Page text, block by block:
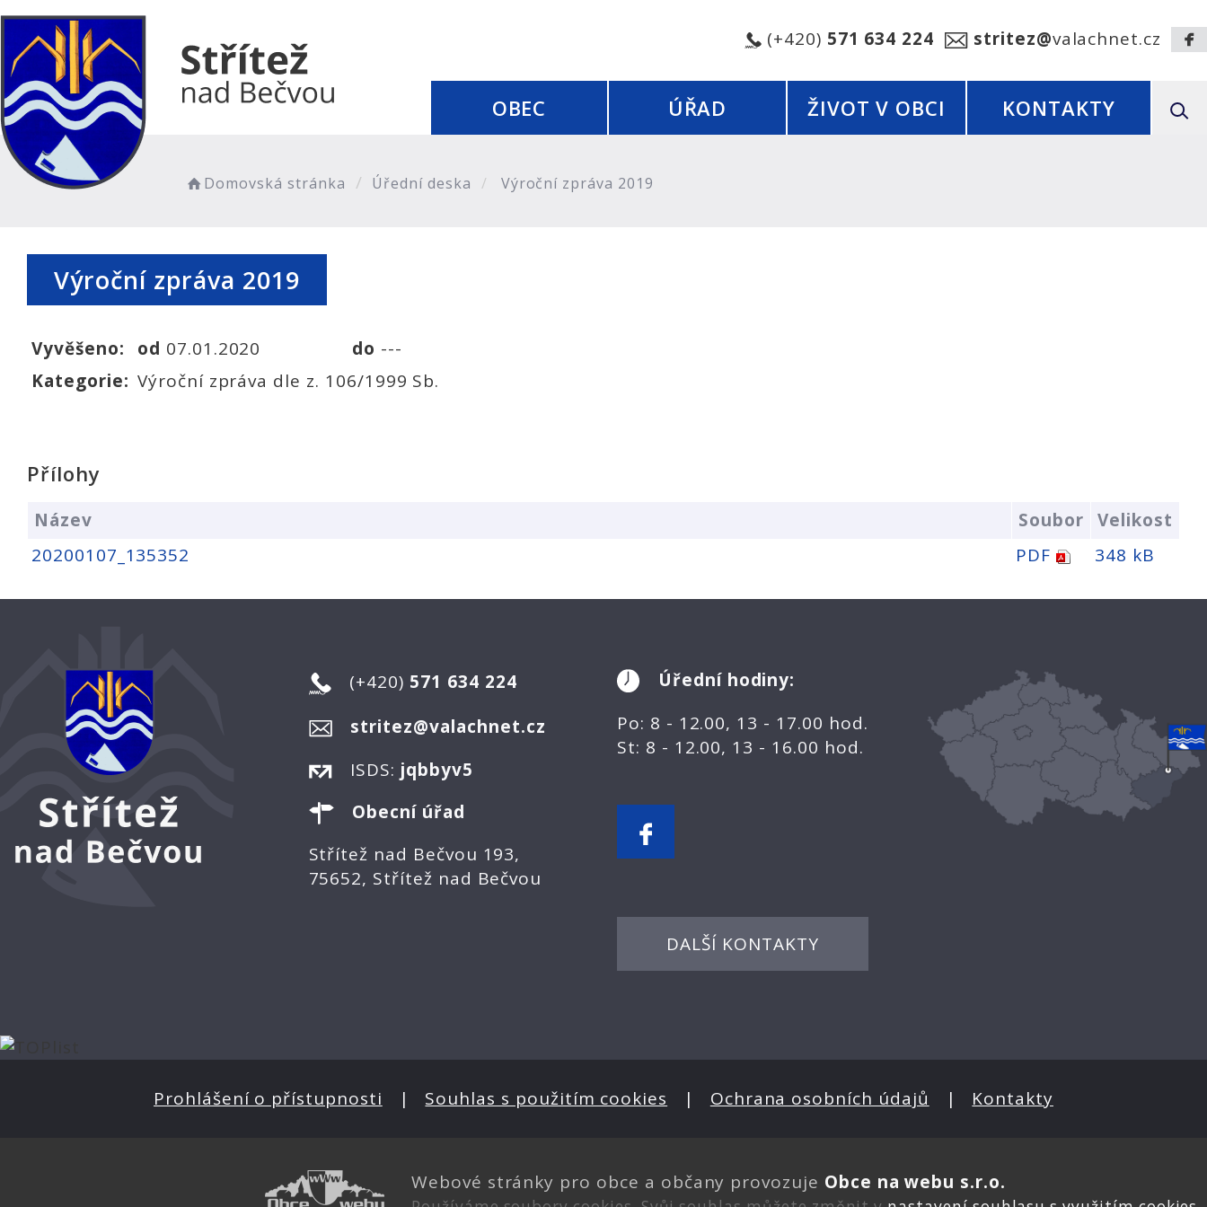
OBEC ÚŘAD ŽIVOT V OBCI KONTAKTY
(+420) 571 634 224 stritez@valachnet.cz
Domovská stránka Úřední deska Výroční zpráva 2019
Výroční zpráva 2019
Vyvěšeno: od 07.01.2020 do ---
Kategorie: Výroční zpráva dle z. 106/1999 Sb.
Přílohy
Název Soubor
Velikost
20200107_135352
PDF 348 kB
(+420) 571 634 224
stritez@valachnet.cz
ISDS: jqbbyv5
Obecní úřad
Střítež nad Bečvou 193,
75652, Střítež nad Bečvou
Úřední hodiny:
Po: 8 - 12.00, 13 - 17.00 hod.
St: 8 - 12.00, 13 - 16.00 hod.
DALŠÍ KONTAKTY
Prohlášení o přístupnosti | Souhlas s použitím cookies | Ochrana osobních údajů | Kontakty
Webové stránky pro obce a občany provozuje Obce na webu s.r.o.